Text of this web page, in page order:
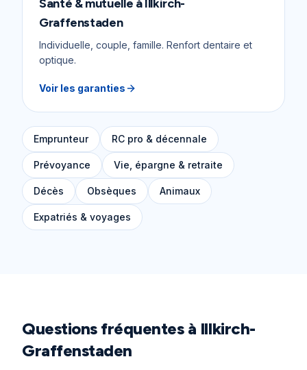
Santé & mutuelle àIllkirch-
Graffenstaden
Individuelle, couple, famille. Renfort dentaire et
optique.
Voir les garanties
Emprunteur RC pro & décennale
Prévoyance Vie, épargne & retraite
Décès Obsèques Animaux
Expatriés & voyages
Questions fréquentes à Illkirch-
Graffenstaden